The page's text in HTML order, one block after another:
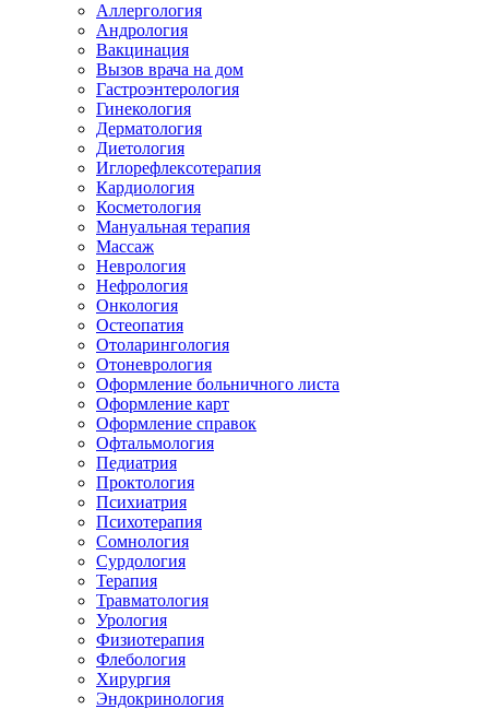
Аллергология
Андрология
Вакцинация
Вызов врача на дом
Гастроэнтерология
Гинекология
Дерматология
Диетология
Иглорефлексотерапия
Кардиология
Косметология
Мануальная терапия
Массаж
Неврология
Нефрология
Онкология
Остеопатия
Отоларингология
Отоневрология
Оформление больничного листа
Оформление карт
Оформление справок
Офтальмология
Педиатрия
Проктология
Психиатрия
Психотерапия
Сомнология
Сурдология
Терапия
Травматология
Урология
Физиотерапия
Флебология
Хирургия
Эндокринология